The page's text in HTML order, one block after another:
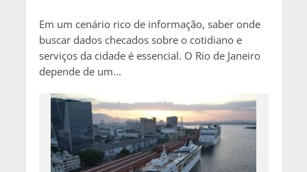
Em um cenário rico de informação, saber onde
buscar dados checados sobre o cotidiano e
serviços da cidade é essencial. O Rio de Janeiro
depende de um...